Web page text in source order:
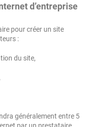
d’entreprise
pour créer un site
:
du site,
généralement entre 5
par un prestataire